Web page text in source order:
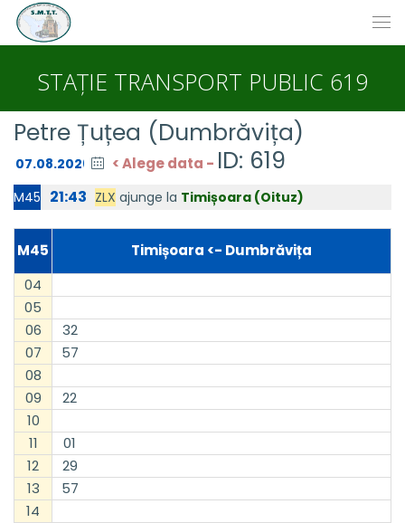
STAȚIE TRANSPORT PUBLIC 619
Petre Țuțea (Dumbrăvița)
< Alege data - ID: 619
M45 21:43 ZLX ajunge la Timișoara (Oituz)
M45
Timișoara <- Dumbrăvița
04
05
06
32
07
57
08
09
22
10
11
01
12
29
13
57
14